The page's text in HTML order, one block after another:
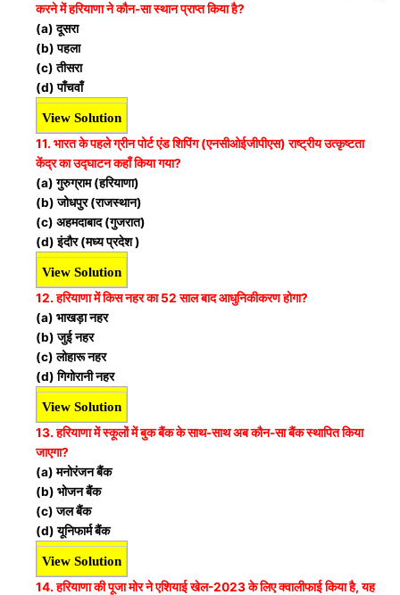
करने में हरियाणा ने कौन-सा स्थान प्राप्त किया है?
(a) दूसरा
(b) पहला
(c) तीसरा
(d) पाँचवाँ
View Solution
11. भारत के पहले ग्रीन पोर्ट एंड शिपिंग (एनसीओईजीपीएस) राष्ट्रीय उत्कृष्टता
केंद्र का उद्घाटन कहाँ किया गया?
(a) गुरुग्राम (हरियाणा)
(b) जोधपुर (राजस्थान)
(c) अहमदाबाद (गुजरात)
(d) इंदौर (मध्य प्रदेश )
View Solution
12. हरियाणा में किस नहर का 52 साल बाद आधुनिकीकरण होगा?
(a) भाखड़ा नहर
(b) जुई नहर
(c) लोहारू नहर
(d) गिगोरानी नहर
View Solution
13. हरियाणा में स्कूलों में बुक बैंक के साथ-साथ अब कौन-सा बैंक स्थापित किया
जाएगा?
(a) मनोरंजन बैंक
(b) भोजन बैंक
(c) जल बैंक
(d) यूनिफार्म बैंक
View Solution
14. हरियाणा की पूजा मोर ने एशियाई खेल-2023 के लिए क्वालीफाई किया है, यह